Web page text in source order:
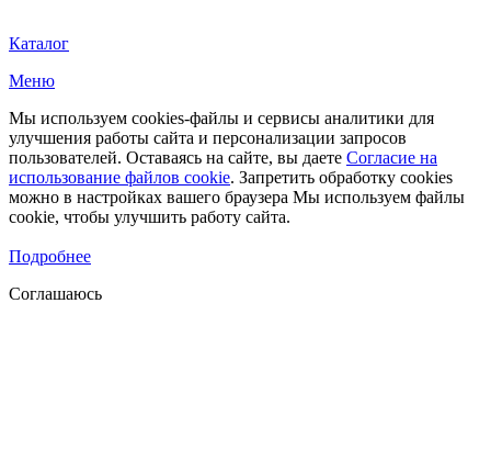
Каталог
Меню
Мы используем cookies-файлы и сервисы аналитики для
улучшения работы сайта и персонализации запросов
пользователей. Оставаясь на сайте, вы даете Согласие на
использование файлов cookie. Запретить обработку cookies
можно в настройках вашего браузера Мы используем файлы
cookie, чтобы улучшить работу сайта.
Подробнее
Соглашаюсь